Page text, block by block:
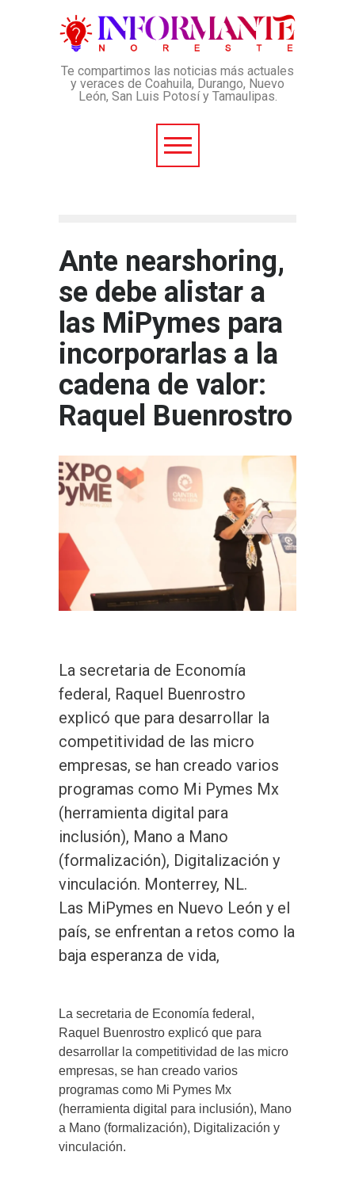
Te compartimos las noticias más actuales
y veraces de Coahuila, Durango, Nuevo
León, San Luis Potosí y Tamaulipas.
Ante nearshoring,
se debe alistar a
las MiPymes para
incorporarlas a la
cadena de valor:
Raquel Buenrostro
La secretaria de Economía
federal, Raquel Buenrostro
explicó que para desarrollar la
competitividad de las micro
empresas, se han creado varios
programas como Mi Pymes Mx
(herramienta digital para
inclusión), Mano a Mano
(formalización), Digitalización y
vinculación. Monterrey, NL.
Las MiPymes en Nuevo León y el
país, se enfrentan a retos como la
baja esperanza de vida,
La secretaria de Economía federal,
Raquel Buenrostro explicó que para
desarrollar la competitividad de las micro
empresas, se han creado varios
programas como Mi Pymes Mx
(herramienta digital para inclusión), Mano
a Mano (formalización), Digitalización y
vinculación.